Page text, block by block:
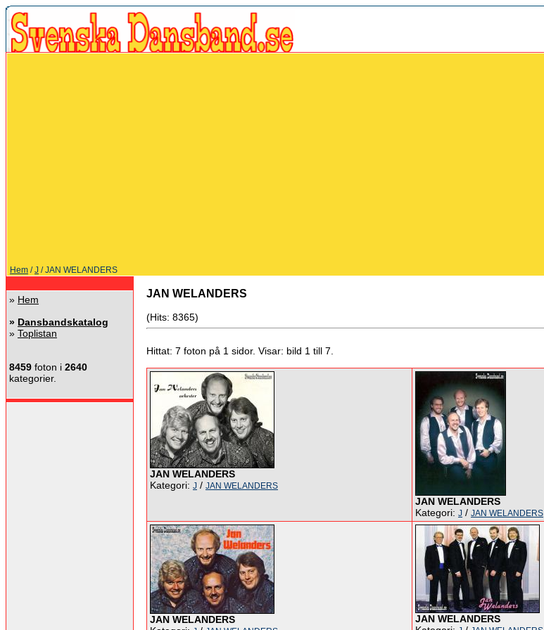
Hem /J / JAN WELANDERS
» Hem
» Dansbandskatalog
» Toplistan
8459 foton i 2640
kategorier.
JAN WELANDERS
(Hits: 8365)
Hittat: 7 foton på 1 sidor. Visar: bild 1 till 7.
JAN WELANDERS
Kategori: J / JAN WELANDERS
JAN WELANDERS
Kategori: J / JAN WELANDERS
JAN WELANDERS
JAN WELANDERS